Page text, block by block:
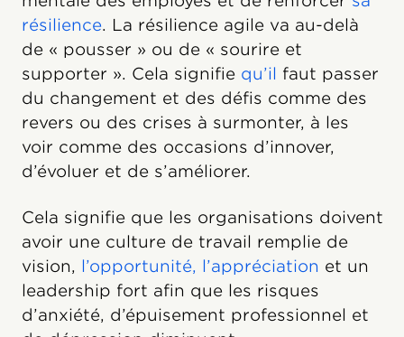
résilience. La résilience agile va au-delà
de « pousser » ou de « sourire et
supporter ». Cela signifie qu’il faut passer
du changement et des défis comme des
revers ou des crises à surmonter, à les
voir comme des occasions d’innover,
d’évoluer et de s’améliorer.
Cela signifie que les organisations doivent
avoir une culture de travail remplie de
vision, l’opportunité, l’appréciation et un
leadership fort afin que les risques
d’anxiété, d’épuisement professionnel et